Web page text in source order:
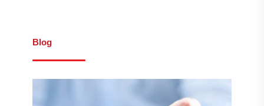
Blog